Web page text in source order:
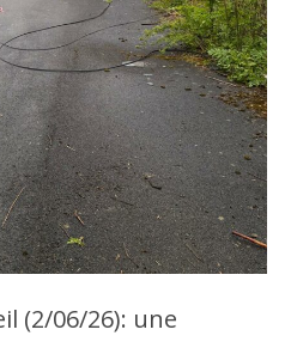
(2/06/26): une